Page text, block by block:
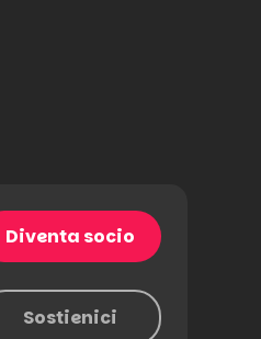
Diventa socio
Sostienici